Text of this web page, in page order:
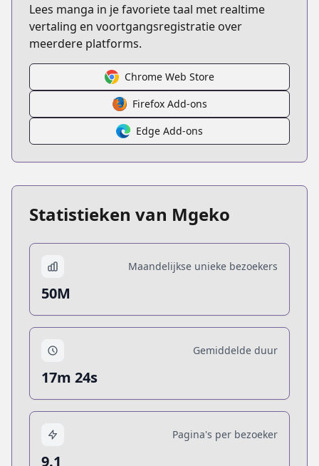
Lees manga in je favoriete taal met realtime
vertaling en voortgangsregistratie over
meerdere platforms.
Chrome Web Store
Firefox Add-ons
Edge Add-ons
Statistieken van Mgeko
Maandelijkse unieke bezoekers
50M
Gemiddelde duur
17m 24s
Pagina's per bezoeker
9.1